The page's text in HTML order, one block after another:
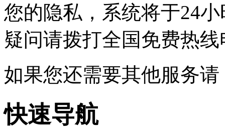
您的隐私，系统将于24
疑问请拨打全国免费热线
如果您还需要其他服务
快速导航